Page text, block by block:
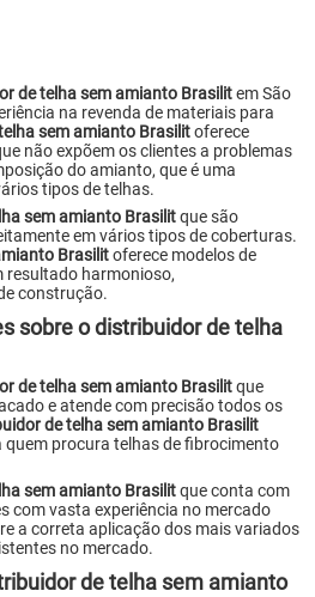
de telha sem amianto Brasilitem São
na revenda de materiais para
sem amianto Brasilitoferece
não expõem os clientes a problemas
do amianto, que é uma
tipos de telhas.
sem amianto Brasilitque são
em vários tipos de coberturas.
Brasilitoferece modelos de
resultado harmonioso,
construção.
sobre o distribuidor de telha
de telha sem amianto Brasilitque
e atende com precisão todos os
de telha sem amianto Brasilit
quem procura telhas de fibrocimento
sem amianto Brasilitque conta com
com vasta experiência no mercado
a correta aplicação dos mais variados
no mercado.
de telha sem amianto